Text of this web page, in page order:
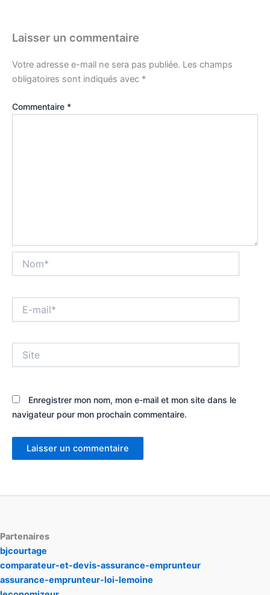
Laisser un commentaire
Votre adresse e-mail ne sera pas publiée. Les champs
obligatoires sont indiqués avec *
Commentaire *
mail*
Enregistrer mon nom, mon e-mail et mon site dans le
navigateur pour mon prochain commentaire.
Partenaires
bjcourtage
comparateur-et-devis-assurance-emprunteur
assurance-emprunteur-loi-lemoine